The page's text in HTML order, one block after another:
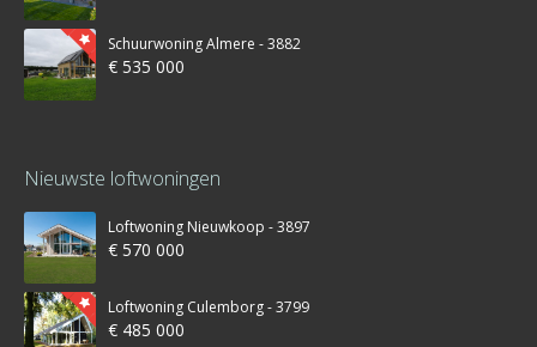
Schuurwoning Almere - 3882
€ 535 000
Nieuwste loftwoningen
Loftwoning Nieuwkoop - 3897
€ 570 000
Loftwoning Culemborg - 3799
€ 485 000